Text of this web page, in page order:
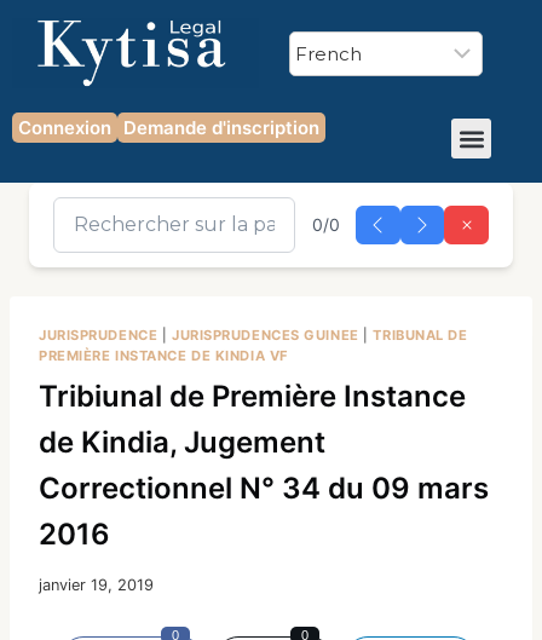
Connexion Demande d'inscription
0/0
JURISPRUDENCE JURISPRUDENCES GUINEE |TRIBUNAL DE
PREMIÈRE INSTANCE DE KINDIA VF
Tribiunal de Première Instance
de Kindia, Jugement
Correctionnel N° 34 du 09 mars
2016
janvier 19, 2019
0 0